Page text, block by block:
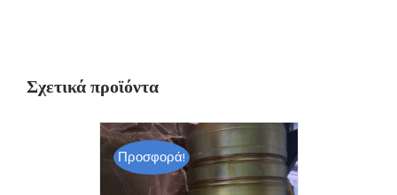
Σχετικά προϊόντα
Προσφορά!